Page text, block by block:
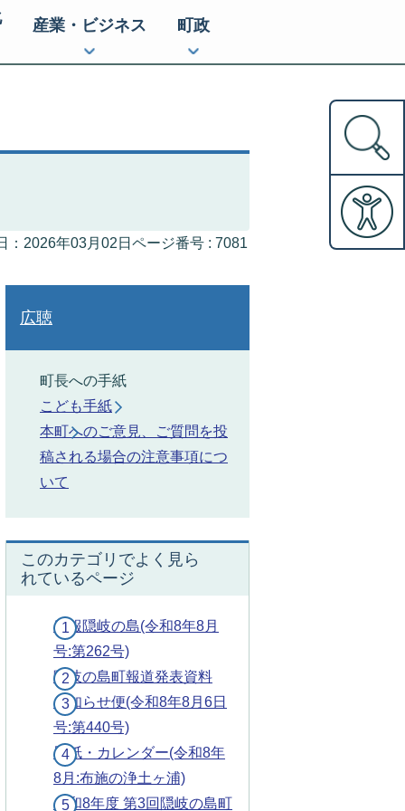
産業・ビジネス 町政
：2026年03月02日 ページ番号 : 7081
広聴
町長への手紙
こども手紙
本町へのご意見、ご質問を投
稿される場合の注意事項につ
いて
このカテゴリでよく見ら
れているページ
広報隠岐の島(令和8年8月
号:第262号)
隠岐の島町報道発表資料
お知らせ便(令和8年8月6日
号:第440号)
壁紙・カレンダー(令和8年
8月:布施の浄土ヶ浦)
令和8年度 第3回隠岐の島町